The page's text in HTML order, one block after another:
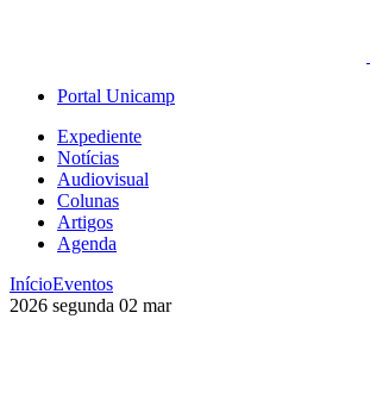
Portal Unicamp
Expediente
Notícias
Audiovisual
Colunas
Artigos
Agenda
InícioEventos
2026 segunda 02 mar